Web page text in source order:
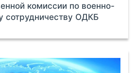
комиссии по военно-
сотрудничеству ОДКБ